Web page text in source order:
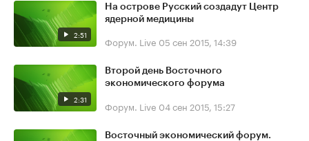
2:51
На острове Русский создадут Центр
ядерной медицины
Форум. Live 05 сен 2015, 14:39
2:31
Второй день Восточного
экономического форума
Форум. Live 04 сен 2015, 15:27
Восточный экономический форум.